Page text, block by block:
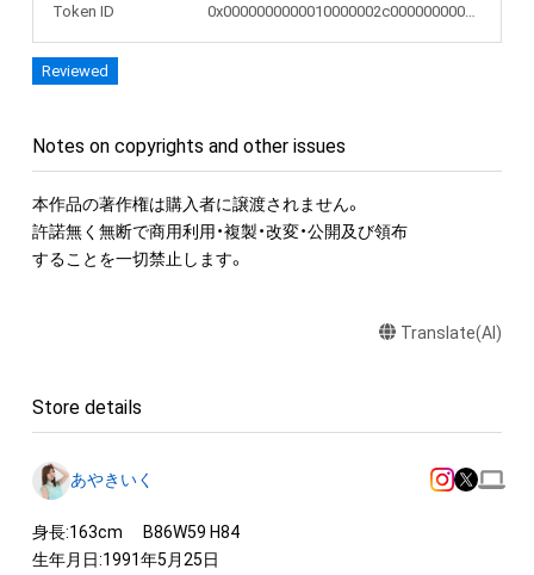
Token ID
0x0000000000010000002c00000000057d
Reviewed
Notes on copyrights and other issues
本作品の著作権は購入者に譲渡されません。
許諾無く無断で商用利用・複製・改変・公開及び領布
することを一切禁止します。
Translate(AI)
Store details
あやきいく
身長:163cm 　B86W59 H84
生年月日:1991年5月25日